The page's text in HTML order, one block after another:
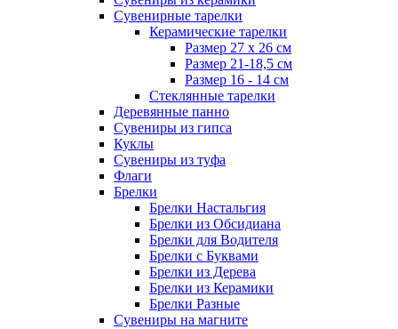
Сувенирные тарелки
Керамические тарелки
Размер 27 х 26 см
Размер 21-18,5 см
Размер 16 - 14 см
Стеклянные тарелки
Деревянные панно
Сувениры из гипса
Куклы
Сувениры из туфа
Флаги
Брелки
Брелки Настальгия
Брелки из Обсидиана
Брелки для Водителя
Брелки с Буквами
Брелки из Дерева
Брелки из Керамики
Брелки Разные
Сувениры на магните